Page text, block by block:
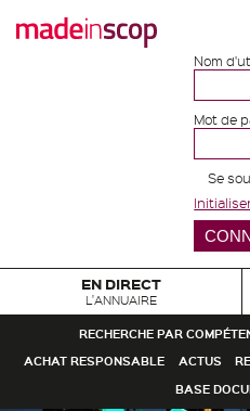
Nom
Mot de
Se
EN DIRECT
L'ANNUAIRE
RECHERCHE PAR
ACHAT RESPONSABLE
ACTUS
BASE